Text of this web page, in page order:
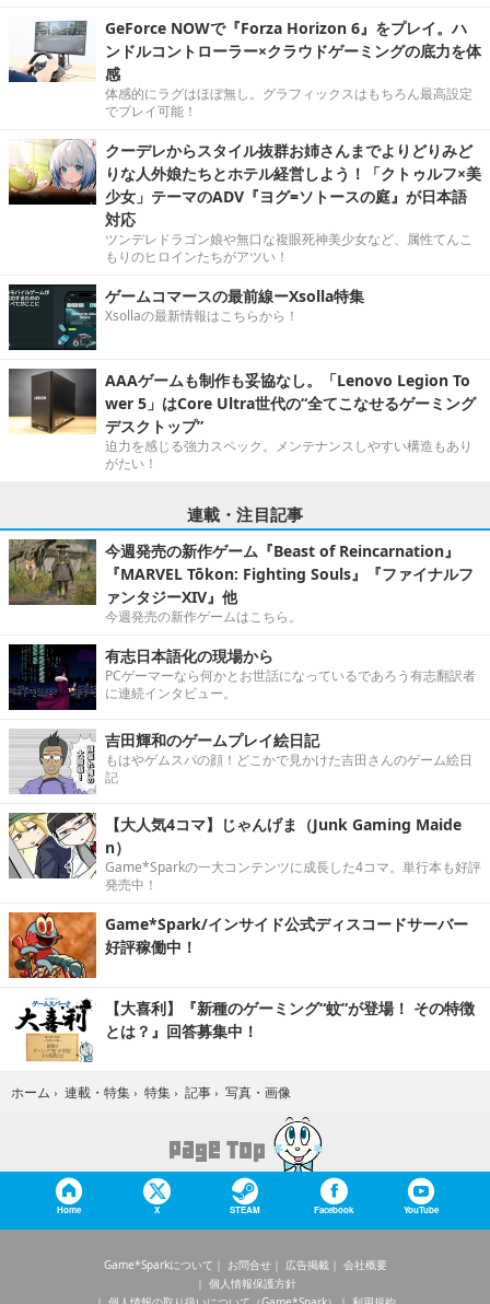
GeForce NOWで『Forza Horizon 6』をプレイ。ハ
ンドルコントローラー×クラウドゲーミングの底力を体
感
体感的にラグはほぼ無し。グラフィックスはもちろん最高設定
でプレイ可能！
クーデレからスタイル抜群お姉さんまでよりどりみど
りな人外娘たちとホテル経営しよう！「クトゥルフ×美
少女」テーマのADV『ヨグ=ソトースの庭』が日本語
対応
ツンデレドラゴン娘や無口な複眼死神美少女など、属性てんこ
もりのヒロインたちがアツい！
ゲームコマースの最前線ーXsolla特集
Xsollaの最新情報はこちらから！
AAAゲームも制作も妥協なし。「Lenovo Legion To
wer 5」はCore Ultra世代の“全てこなせるゲーミング
デスクトップ”
迫力を感じる強力スペック。メンテナンスしやすい構造もあり
がたい！
連載・注目記事
今週発売の新作ゲーム『Beast of Reincarnation』
『MARVEL Tōkon: Fighting Souls』『ファイナルフ
ァンタジーXIV』他
今週発売の新作ゲームはこちら。
有志日本語化の現場から
PCゲーマーなら何かとお世話になっているであろう有志翻訳者
に連続インタビュー。
吉田輝和のゲームプレイ絵日記
もはやゲムスパの顔！どこかで見かけた吉田さんのゲーム絵日
記
【大人気4コマ】じゃんげま（Junk Gaming Maide
n）
Game*Sparkの一大コンテンツに成長した4コマ。単行本も好評
発売中！
Game*Spark/インサイド公式ディスコードサーバー
好評稼働中！
【大喜利】『新種のゲーミング“蚊”が登場！ その特徴
とは？』回答募集中！
ホーム › 連載・特集 › 特集 › 記事 › 写真・画像
Home X STEAM Facebook YouTube
Game*Sparkについて お問合せ 広告掲載
会社概要
個人情報保護方針